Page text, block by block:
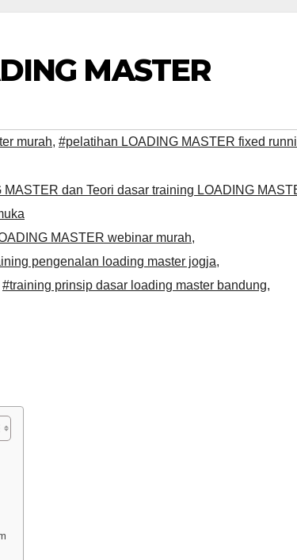
MASTER
murah, #pelatihan LOADING MASTER fixed
dan Teori dasar training LOADING
MASTER webinar murah,
pengenalan loading master jogja,
#training prinsip dasar loading master bandung,